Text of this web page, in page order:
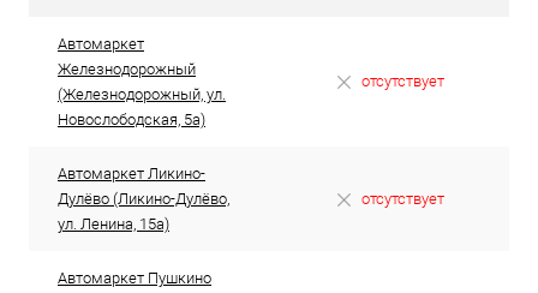
Автомаркет
Железнодорожный
(Железнодорожный, ул.
Новослободская, 5а)
отсутствует
Автомаркет Ликино-
Дулёво (Ликино-Дулёво,
ул. Ленина, 15а)
отсутствует
Автомаркет Пушкино